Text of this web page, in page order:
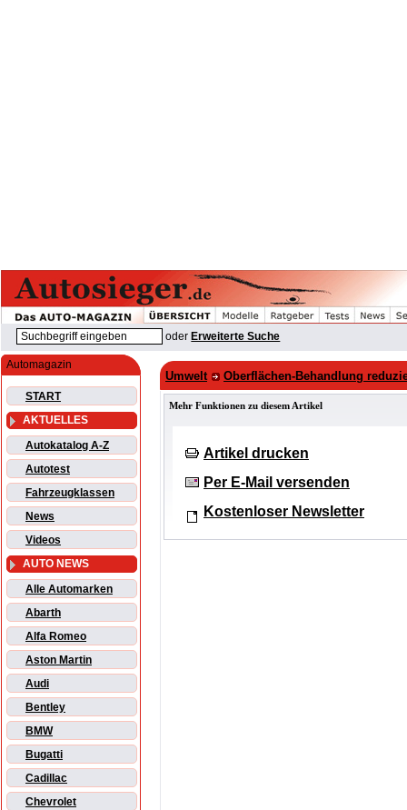
oder Erweiterte Suche
Automagazin
START
AKTUELLES
Autokatalog A-Z
Autotest
Fahrzeugklassen
News
Videos
AUTO NEWS
Alle Automarken
Abarth
Alfa Romeo
Aston Martin
Audi
Bentley
BMW
Bugatti
Cadillac
Chevrolet
Umwelt Oberflächen-Behandlung
Mehr Funktionen zu diesem Artikel
Artikel drucken
Per E-Mail versenden
Kostenloser Newsletter